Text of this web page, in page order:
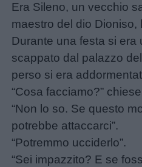
Feste
e
giornate
Filastrocche
Giochi
Lavoretti
Era Sileno, un vecchio
maestro del dio Dioniso,
Durante una festa si era
scappato dal palazzo
perso si era
“Cosa facciamo?”
“Non lo so. Se questo
potrebbe attaccarci”.
“Potremmo ucciderlo”.
“Sei impazzito? E se